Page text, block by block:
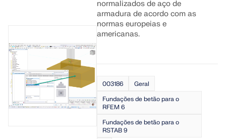
normalizados de aço de
armadura de acordo com as
normas europeias e
americanas.
003186
Geral
Fundações de betão para o
RFEM 6
Fundações de betão para o
RSTAB 9